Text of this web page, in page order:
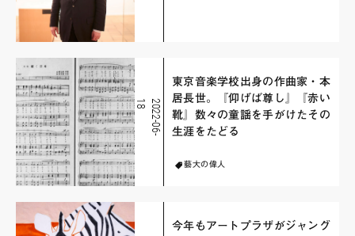
2
0
2
2
-
0
6
-
1
8
東京音楽学校出身の作曲家・本
居長世。『仰げば尊し』『赤い
靴』数々の童謡を手がけたその
生涯をたどる
藝大の偉人
今年もアートプラザがジャング